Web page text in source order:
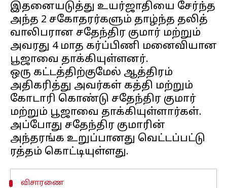
இதனையடுத்து உயர்ஜாதியை சேர்ந்த
அந்த 2 சகோதரர்களும் தாழ்ந்த தலித்
வாலிபரான சதேந்திர குமார் மற்றும்
அவரது 4 மாத கர்ப்பிணி மனைவியான
பூஜாவை தாக்கியுள்ளனர்.
ஒரு கட்டத்திற்குமேல் ஆத்திரம்
அதிகரித்து அவர்கள் கத்தி மற்றும்
கோடாரி கொண்டு சதேந்திர குமார்
மற்றும் பூஜாவை தாக்கியுள்ளார்கள்.
அப்போது சதேந்திர குமாரின்
அந்தரங்க உறுப்பானது வெட்டப்பட்டு
விசாரணை